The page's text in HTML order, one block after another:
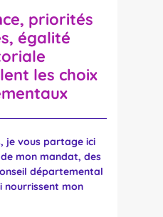
priorités
égalité
les choix
je vous partage ici
mon mandat, des
départemental
nourrissent mon